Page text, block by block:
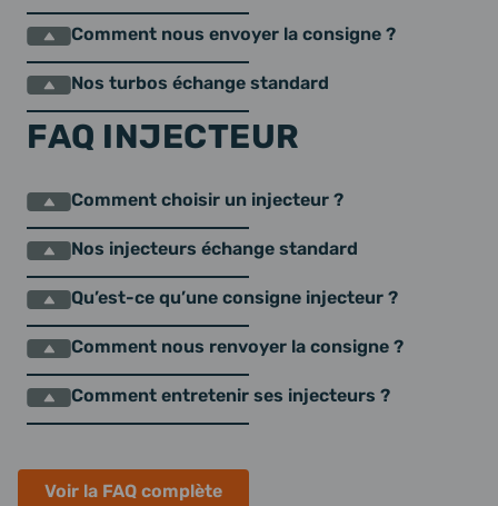
Comment nous envoyer la consigne ?
Nos turbos échange standard
FAQ INJECTEUR
Comment choisir un injecteur ?
Nos injecteurs échange standard
Qu’est-ce qu’une consigne injecteur ?
Comment nous renvoyer la consigne ?
Comment entretenir ses injecteurs ?
Voir la FAQ complète